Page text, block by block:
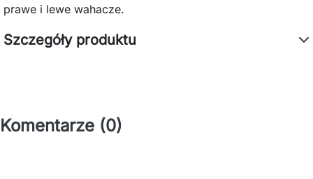
prawe i lewe wahacze.
Szczegóły produktu
Komentarze (0)